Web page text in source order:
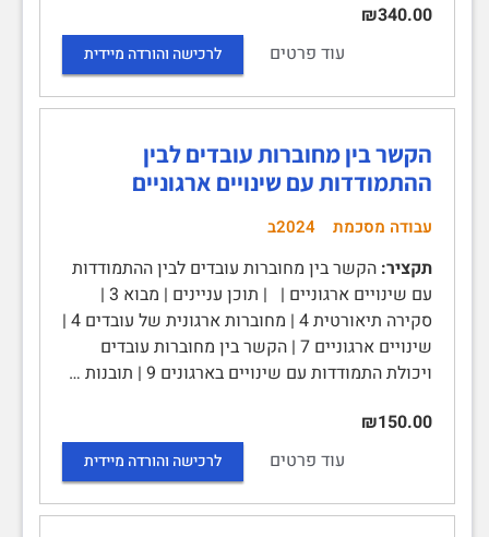
₪340.00
עוד פרטים
לרכישה והורדה מיידית
הקשר בין מחוברות עובדים לבין
ההתמודדות עם שינויים ארגוניים
עבודה מסכמת 2024ב
תקציר: הקשר בין מחוברות עובדים לבין ההתמודדות
עם שינויים ארגוניים | | תוכן עניינים | מבוא 3 |
סקירה תיאורטית 4 | מחוברות ארגונית של עובדים 4 |
שינויים ארגוניים 7 | הקשר בין מחוברות עובדים
ויכולת התמודדות עם שינויים בארגונים 9 | תובנות …
₪150.00
עוד פרטים
לרכישה והורדה מיידית